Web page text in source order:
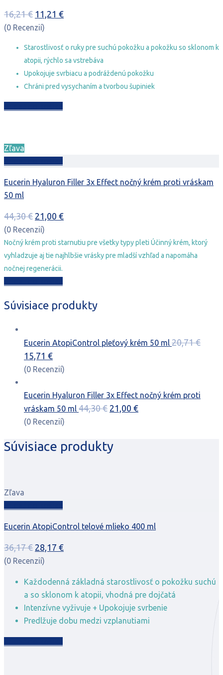
16,21€ Pôvodná
cena
16,21 €.
11,21 €Aktuálna
11,21 €.
(0 Recenzií)
Starostlivosť o ruky pre suchú pokožku a pokožku so sklonom k
atopii, rýchlo sa vstrebáva
Upokojuje svrbiacu a podráždenú pokožku
Chráni pred vysychaním a tvorbou šupiniek
Zľava
Eucerin Hyaluron Filler 3x Effect nočný krém proti vráskam
50 ml
44,30€ Pôvodná
cena
bola:
44,30 €.
21,00 €Aktuálna
je:
21,00 €.
(0 Recenzií)
Nočný krém proti starnutiu pre všetky typy pleti Účinný krém, ktorý
vyhladzuje aj tie najhlbšie vrásky pre mladší vzhľad a napomáha
nočnej regenerácii.
Súvisiace produkty
Eucerin AtopiControl pleťový krém 50 ml 20,71€
Pôvodná
cena
20,71 €.
15,71 €Aktuálna
cena
15,71 €.
(0 Recenzií)
Eucerin Hyaluron Filler 3x Effect nočný krém proti
vráskam 50 ml 44,30€ Pôvodná
44,30 €.
21,00 €Aktuálna
(0 Recenzií)
Súvisiace produkty
Zľava
Eucerin AtopiControl telové mlieko 400 ml
36,17€ Pôvodná
cena
36,17 €.
28,17 €Aktuálna
28,17 €.
(0 Recenzií)
Každodenná základná starostlivosť o pokožku suchú
a so sklonom k ​​atopii, vhodná pre dojčatá
Intenzívne vyživuje + Upokojuje svrbenie
Predlžuje dobu medzi vzplanutiami